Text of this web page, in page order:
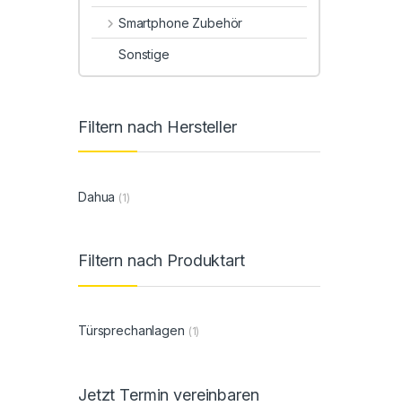
Smartphone Zubehör
Sonstige
Filtern nach Hersteller
Dahua (1)
Filtern nach Produktart
Türsprechanlagen (1)
Jetzt Termin vereinbaren